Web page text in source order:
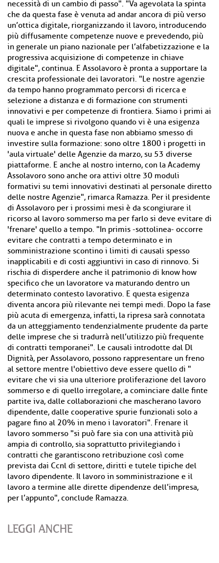
necessità di un cambio di passo". "Va agevolata la spinta
che da questa fase è venuta ad andar ancora di più verso
un’ottica digitale, riorganizzando il lavoro, introducendo
più diffusamente competenze nuove e prevedendo, più
in generale un piano nazionale per l’alfabetizzazione e la
progressiva acquisizione di competenze in chiave
digitale", continua. E Assolavoro è pronta a supportare la
crescita professionale dei lavoratori. "Le nostre agenzie
da tempo hanno programmato percorsi di ricerca e
selezione a distanza e di formazione con strumenti
innovativi e per competenze di frontiera. Siamo i primi ai
quali le imprese si rivolgono quando vi è una esigenza
nuova e anche in questa fase non abbiamo smesso di
investire sulla formazione: sono oltre 1800 i progetti in
'aula virtuale' delle Agenzie da marzo, su 53 diverse
piattaforme. E anche al nostro interno, con la Academy
Assolavoro sono anche ora attivi oltre 30 moduli
formativi su temi innovativi destinati al personale diretto
delle nostre Agenzie", rimarca Ramazza. Per il presidente
di Assolavoro per i prossimi mesi è da scongiurare il
ricorso al lavoro sommerso ma per farlo si deve evitare di
'frenare' quello a tempo. "In primis -sottolinea- occorre
evitare che contratti a tempo determinato e in
somministrazione scontino i limiti di causali spesso
inapplicabili e di costi aggiuntivi in caso di rinnovo. Si
rischia di disperdere anche il patrimonio di know how
specifico che un lavoratore va maturando dentro un
determinato contesto lavorativo. E questa esigenza
diventa ancora più rilevante nei tempi medi. Dopo la fase
più acuta di emergenza, infatti, la ripresa sarà connotata
da un atteggiamento tendenzialmente prudente da parte
delle imprese che si tradurrà nell’utilizzo più frequente
di contratti temporanei". Le causali introdotte dal Dl
Dignità, per Assolavoro, possono rappresentare un freno
al settore mentre l'obiettivo deve essere quello di "
evitare che vi sia una ulteriore proliferazione del lavoro
sommerso e di quello irregolare, a cominciare dalle finte
partite iva, dalle collaborazioni che mascherano lavoro
dipendente, dalle cooperative spurie funzionali solo a
pagare fino al 20% in meno i lavoratori". Frenare il
lavoro sommerso "si può fare sia con una attività più
ampia di controllo, sia soprattutto privilegiando i
contratti che garantiscono retribuzione così come
prevista dai Ccnl di settore, diritti e tutele tipiche del
lavoro dipendente. Il lavoro in somministrazione e il
lavoro a termine alle dirette dipendenze dell’impresa,
per l’appunto", conclude Ramazza.
LEGGI ANCHE